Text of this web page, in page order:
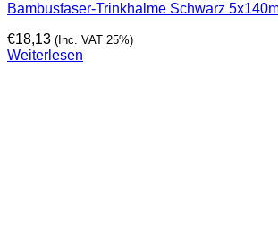
Bambusfaser-Trinkhalme Schwarz
€18,13 (Inc. VAT 25%)
Weiterlesen